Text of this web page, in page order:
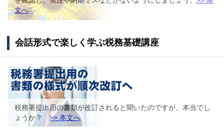
文へ
会話形式で楽しく学ぶ税務基礎講座
税務署提出用の書類が改訂されると聞いたのですが、本当でし
ょうか？>> 本文へ